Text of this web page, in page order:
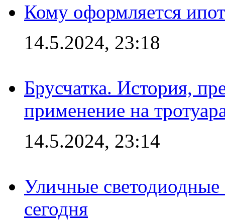
Кому оформляется
14.5.2024, 23:18
Брусчатка. История,
применение на
14.5.2024, 23:14
Уличные
сегодня